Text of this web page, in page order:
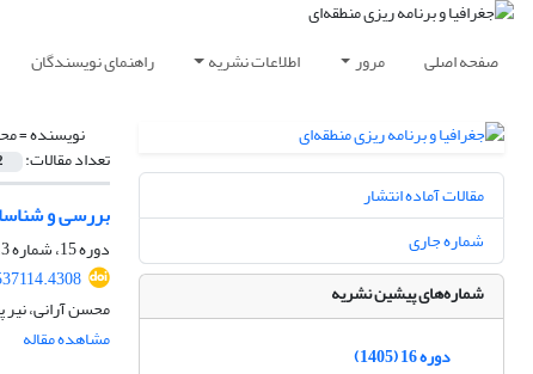
صفحه اصلی مرور اطلاعات نشریه راهنمای نویسندگان
نویسنده =
تعداد مقالات:
بررسی و
دوره 15، شماره 3، پاییز 1404، صفحه
محسن آرانی،
مشاهده مقاله
مقالات آماده انتشار
شماره جاری
شماره‌های پیشین نشریه
دوره 16 (1405)